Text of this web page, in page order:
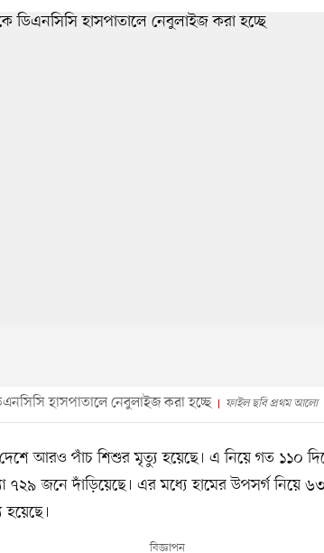
হাসপাতালে নেবুলাইজ করা হচ্ছে ফাইল ছবি প্রথম আলো
আরও পাঁচ শিশুর মৃত্যু হয়েছে। এ নিয়ে গত ১১০
৭২৯ জনে দাঁড়িয়েছে। এর মধ্যে হামের উপসর্গ নিয়ে